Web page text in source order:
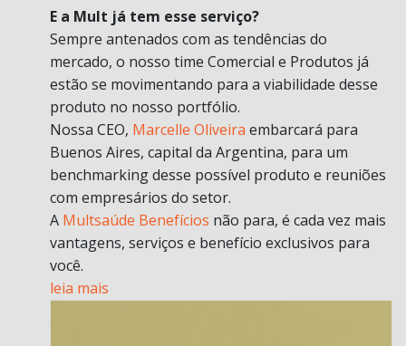
E a Mult já tem esse serviço?
Sempre antenados com as tendências do
mercado, o nosso time Comercial e Produtos já
estão se movimentando para a viabilidade desse
produto no nosso portfólio.
Nossa CEO, Marcelle Oliveira embarcará para
Buenos Aires, capital da Argentina, para um
benchmarking desse possível produto e reuniões
com empresários do setor.
A Multsaúde Benefícios não para, é cada vez mais
vantagens, serviços e benefício exclusivos para
você.
leia mais